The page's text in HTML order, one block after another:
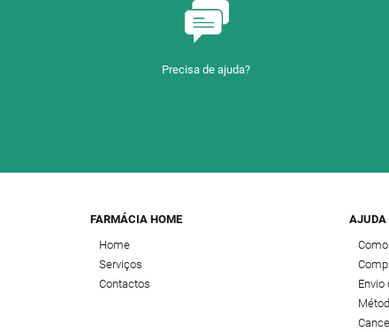
Precisa de ajuda?
FARMÁCIA HOME
Home
Serviços
Contactos
AJUDA
Envio